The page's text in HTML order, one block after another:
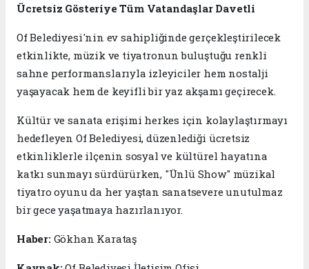
Ücretsiz Gösteriye Tüm Vatandaşlar Davetli
Of Belediyesi'nin ev sahipliğinde gerçekleştirilecek
etkinlikte, müzik ve tiyatronun buluştuğu renkli
sahne performanslarıyla izleyiciler hem nostalji
yaşayacak hem de keyifli bir yaz akşamı geçirecek.
Kültür ve sanata erişimi herkes için kolaylaştırmayı
hedefleyen Of Belediyesi, düzenlediği ücretsiz
etkinliklerle ilçenin sosyal ve kültürel hayatına
katkı sunmayı sürdürürken, "Ünlü Show" müzikal
tiyatro oyunu da her yaştan sanatsevere unutulmaz
bir gece yaşatmaya hazırlanıyor.
Haber:Gökhan Karataş